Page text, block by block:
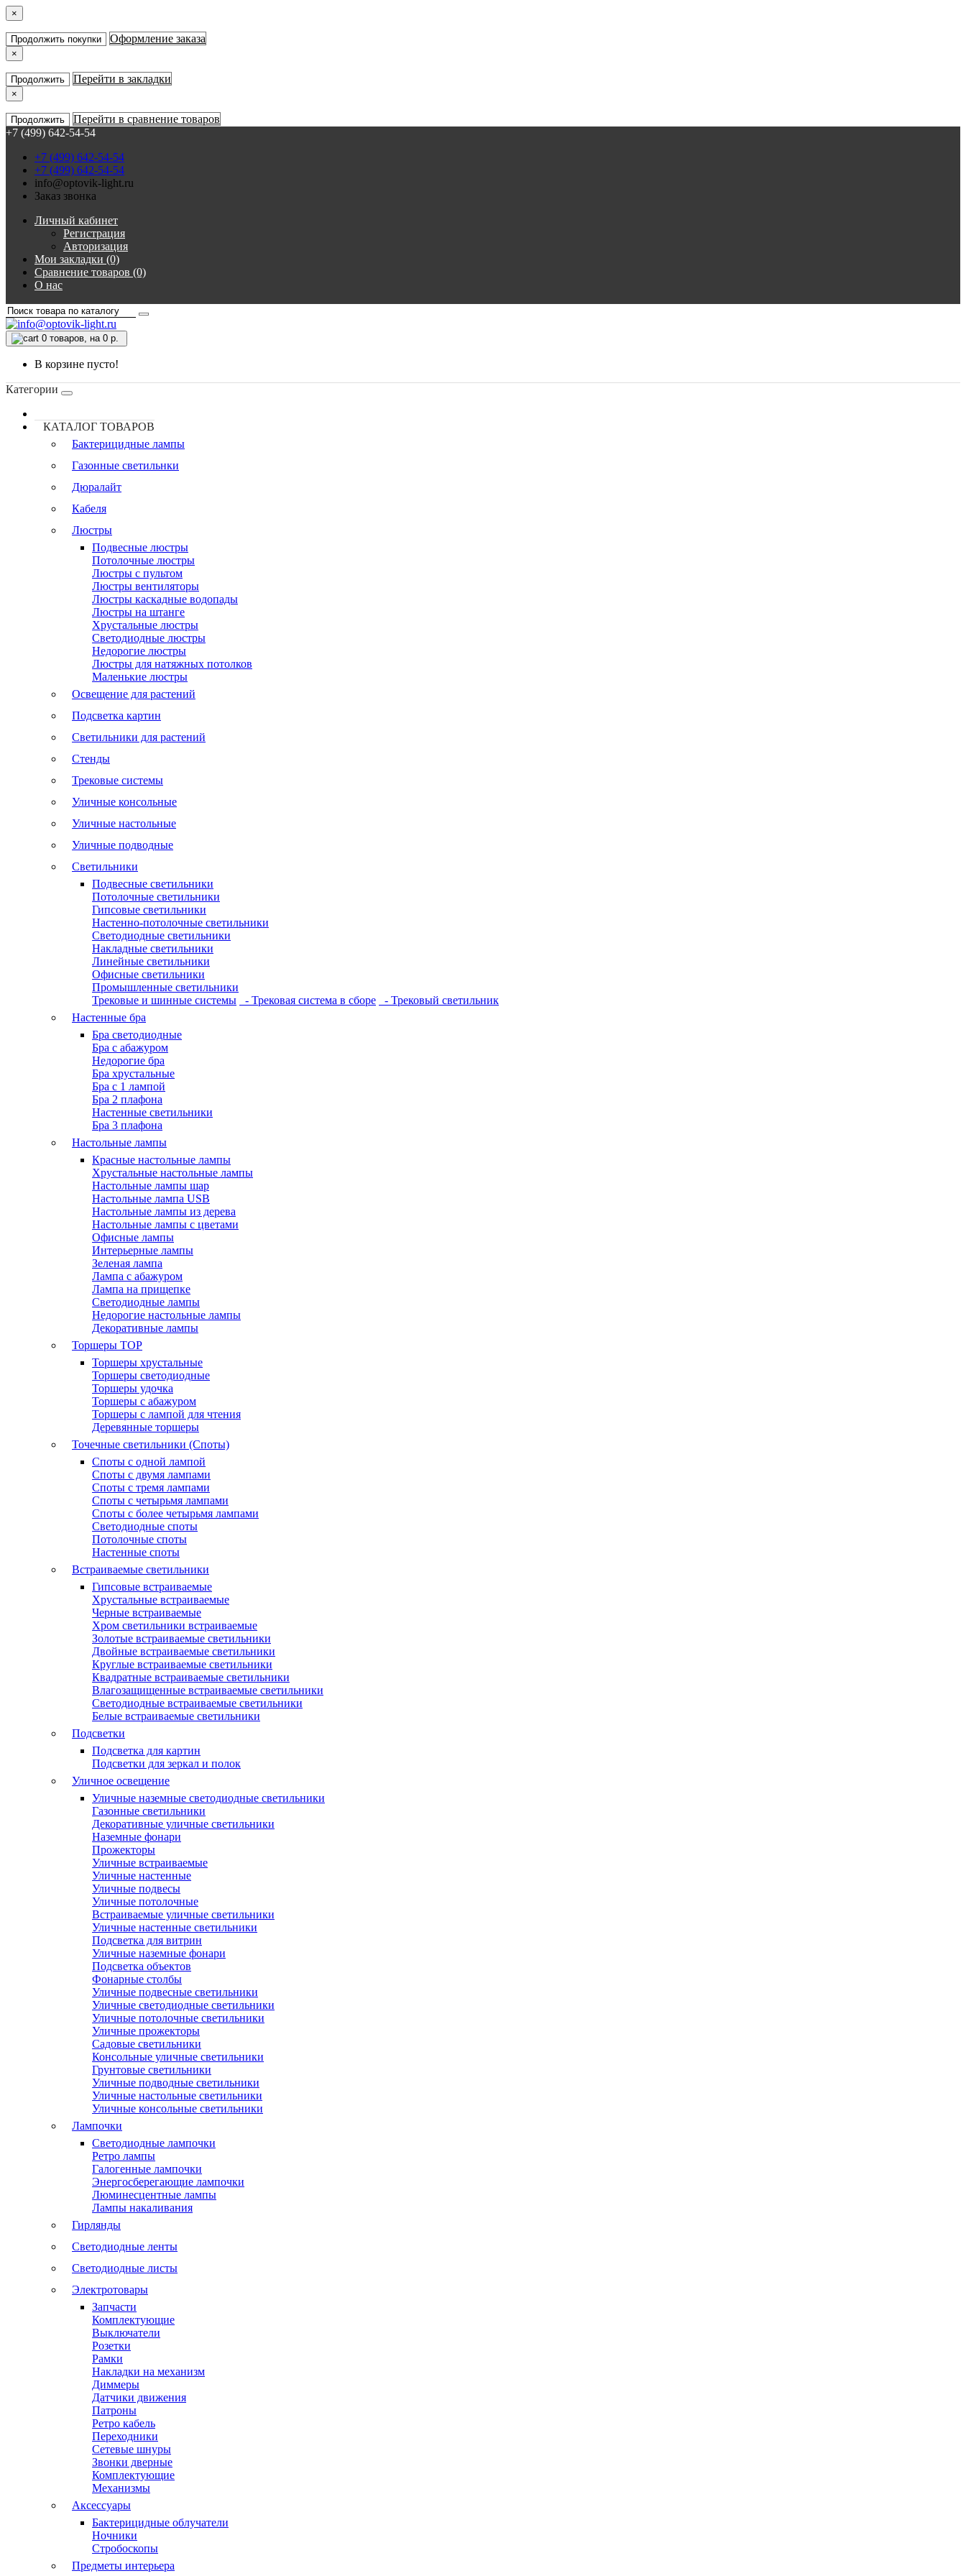
×
Продолжить покупки Оформление заказа
×
Продолжить Перейти в закладки
×
Продолжить
Перейти в сравнение товаров
+7 (499) 642-54-54
+7 (499) 642-54-54
+7 (499) 642-54-54
info@optovik-light.ru
Заказ звонка
Личный кабинет
Регистрация
Авторизация
Мои закладки (0)
Сравнение товаров (0)
О нас
0 товаров, на 0 р.
В корзине пусто!
Категории
КАТАЛОГ ТОВАРОВ
Бактерицидные лампы
Газонные светильнки
Дюралайт
Кабеля
Люстры
Подвесные люстры
Потолочные люстры
Люстры с пультом
Люстры вентиляторы
Люстры каскадные водопады
Люстры на штанге
Хрустальные люстры
Светодиодные люстры
Недорогие люстры
Люстры для натяжных потолков
Маленькие люстры
Освещение для растений
Подсветка картин
Светильники для растений
Стенды
Трековые системы
Уличные консольные
Уличные настольные
Уличные подводные
Светильники
Подвесные светильники
Потолочные светильники
Гипсовые светильники
Настенно-потолочные светильники
Светодиодные светильники
Накладные светильники
Линейные светильники
Офисные светильники
Промышленные светильники
Трековые и шинные системы
- Трековая система в сборе
- Трековый светильник
Настенные бра
Бра светодиодные
Бра с абажуром
Недорогие бра
Бра хрустальные
Бра с 1 лампой
Бра 2 плафона
Настенные светильники
Бра 3 плафона
Настольные лампы
Красные настольные лампы
Хрустальные настольные лампы
Настольные лампы шар
Настольные лампа USB
Настольные лампы из дерева
Настольные лампы с цветами
Офисные лампы
Интерьерные лампы
Зеленая лампа
Лампа с абажуром
Лампа на прищепке
Светодиодные лампы
Недорогие настольные лампы
Декоративные лампы
Торшеры TOP
Торшеры хрустальные
Торшеры светодиодные
Торшеры удочка
Торшеры с абажуром
Торшеры с лампой для чтения
Деревянные торшеры
Точечные светильники (Споты)
Споты с одной лампой
Споты с двумя лампами
Споты с тремя лампами
Споты с четырьмя лампами
Споты с более четырьмя лампами
Светодиодные споты
Потолочные споты
Настенные споты
Встраиваемые светильники
Гипсовые встраиваемые
Хрустальные встраиваемые
Черные встраиваемые
Хром светильники встраиваемые
Золотые встраиваемые светильники
Двойные встраиваемые светильники
Круглые встраиваемые светильники
Квадратные встраиваемые светильники
Влагозащищенные встраиваемые светильники
Светодиодные встраиваемые светильники
Белые встраиваемые светильники
Подсветки
Подсветка для картин
Подсветки для зеркал и полок
Уличное освещение
Уличные наземные светодиодные светильники
Газонные светильники
Декоративные уличные светильники
Наземные фонари
Прожекторы
Уличные встраиваемые
Уличные настенные
Уличные подвесы
Уличные потолочные
Встраиваемые уличные светильники
Уличные настенные светильники
Подсветка для витрин
Уличные наземные фонари
Подсветка объектов
Фонарные столбы
Уличные подвесные светильники
Уличные светодиодные светильники
Уличные потолочные светильники
Уличные прожекторы
Садовые светильники
Консольные уличные светильники
Грунтовые светильники
Уличные подводные светильники
Уличные настольные светильники
Уличные консольные светильники
Лампочки
Светодиодные лампочки
Ретро лампы
Галогенные лампочки
Энергосберегающие лампочки
Люминесцентные лампы
Лампы накаливания
Гирлянды
Светодиодные ленты
Светодиодные листы
Электротовары
Запчасти
Комплектующие
Выключатели
Розетки
Рамки
Накладки на механизм
Диммеры
Датчики движения
Патроны
Ретро кабель
Переходники
Сетевые шнуры
Звонки дверные
Комплектующие
Механизмы
Аксессуары
Бактерицидные облучатели
Ночники
Стробоскопы
Предметы интерьера